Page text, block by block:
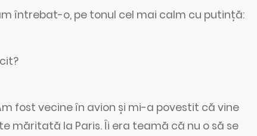
întrebat-o, pe tonul cel mai calm cu putință:
fost vecine în avion și mi-a povestit că vine
măritată la Paris. Îi era teamă că nu o să se